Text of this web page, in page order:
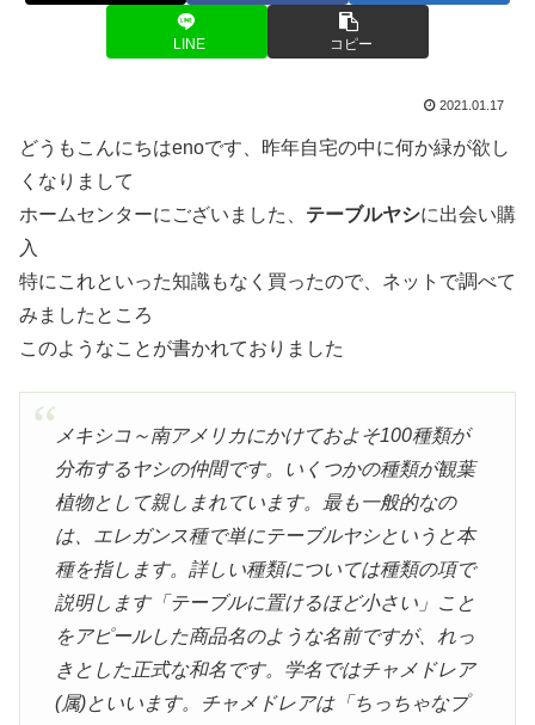
LINE コピー
2021.01.17
どうもこんにちはenoです、昨年自宅の中に何か緑が欲し
くなりまして
ホームセンターにございました、 テーブルヤシに出会い購
入
特にこれといった知識もなく買ったので、ネットで調べて
みましたところ
このようなことが書かれておりました
メキシコ～南アメリカにかけておよそ100種類が
分布するヤシの仲間です。いくつかの種類が観葉
植物として親しまれています。最も一般的なの
は、エレガンス種で単にテーブルヤシというと本
種を指します。詳しい種類については種類の項で
説明します「テーブルに置けるほど小さい」こと
をアピールした商品名のような名前ですが、れっ
きとした正式な和名です。学名ではチャメドレア
(属)といいます。チャメドレアは「ちっちゃなプ